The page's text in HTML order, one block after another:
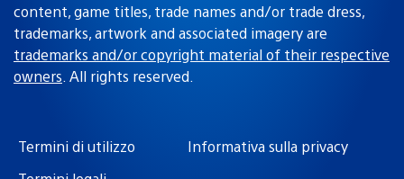
content, game titles, trade names and/or trade dress,
trademarks, artwork and associated imagery are
trademarks and/or copyright material of their respective
owners. All rights reserved.
Termini di utilizzo
Informativa sulla privacy